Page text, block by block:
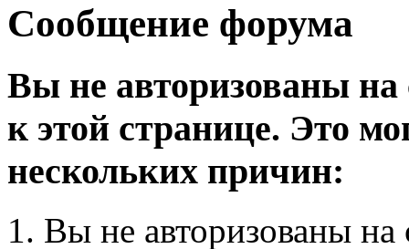
Сообщение форума
Вы не авторизованы на
к этой странице. Это
нескольких причин:
Вы не авторизованы на